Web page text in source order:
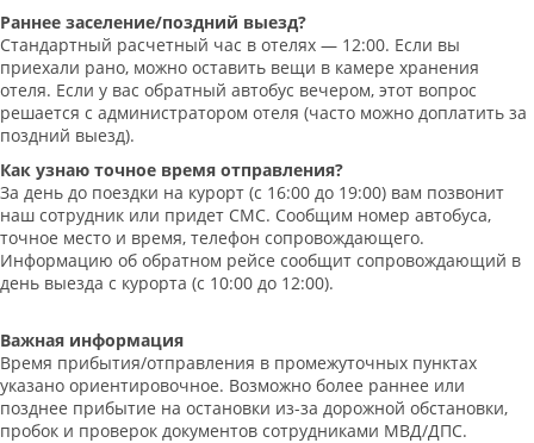
Раннее заселение/поздний выезд?
Стандартный расчетный час в отелях — 12:00. Если вы
приехали рано, можно оставить вещи в камере хранения
отеля. Если у вас обратный автобус вечером, этот вопрос
решается с администратором отеля (часто можно доплатить за
поздний выезд).
Как узнаю точное время отправления?
За день до поездки на курорт (с 16:00 до 19:00) вам позвонит
наш сотрудник или придет СМС. Сообщим номер автобуса,
точное место и время, телефон сопровождающего.
Информацию об обратном рейсе сообщит сопровождающий в
день выезда с курорта (с 10:00 до 12:00).
Важная информация
Время прибытия/отправления в промежуточных пунктах
указано ориентировочное. Возможно более раннее или
позднее прибытие на остановки из-за дорожной обстановки,
пробок и проверок документов сотрудниками МВД/ДПС.